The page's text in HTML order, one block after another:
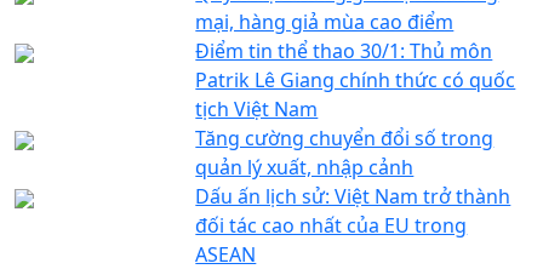
mại, hàng giả mùa cao điểm
Điểm tin thể thao 30/1: Thủ môn
Patrik Lê Giang chính thức có quốc
tịch Việt Nam
Tăng cường chuyển đổi số trong
quản lý xuất, nhập cảnh
Dấu ấn lịch sử: Việt Nam trở thành
đối tác cao nhất của EU trong
ASEAN